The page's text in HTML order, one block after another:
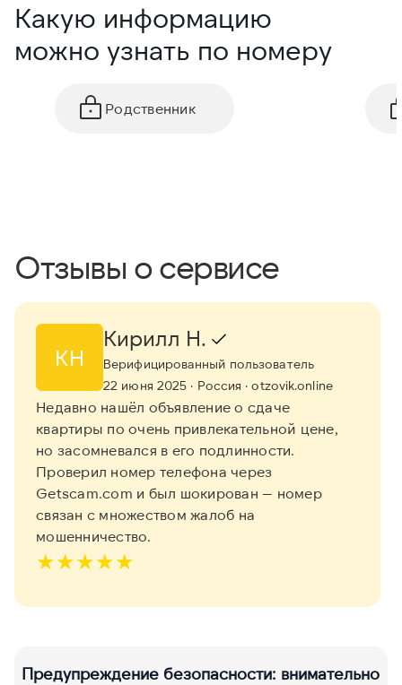
Какую информацию
можно узнать по номеру
Родственник
Отзывы о сервисе
КН
Кирилл Н.
Верифицированный пользователь
22 июня 2025 · Россия · otzovik.online
Недавно нашёл объявление о сдаче
квартиры по очень привлекательной цене,
но засомневался в его подлинности.
Проверил номер телефона через
Getscam.com и был шокирован — номер
связан с множеством жалоб на
мошенничество.
★★★★★
Предупреждение безопасности: внимательно